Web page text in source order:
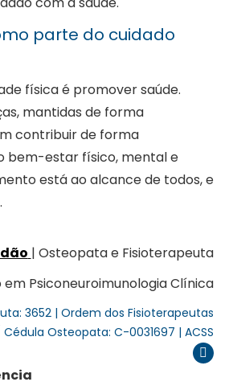
parte do cuidado
física é promover saúde.
mantidas de forma
contribuir de forma
bem-estar físico, mental e
está ao alcance de todos, e
| Osteopata e Fisioterapeuta
em Psiconeuroimunologia Clínica
3652 | Ordem dos Fisioterapeutas
Osteopata: C-0031697 | ACSS